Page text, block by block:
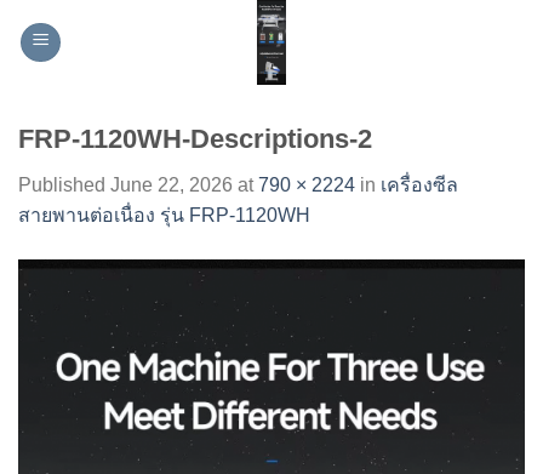
FRP-1120WH-Descriptions-2
Published June 22, 2026 at790 × 2224 in เครื่องซีล
สายพานต่อเนื่อง รุ่น FRP-1120WH